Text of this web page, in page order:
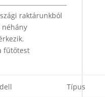
raktárunkból
néhány
fűtőtest
Típus